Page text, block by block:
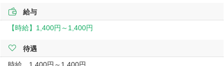
給与
【時給】 1,400円～ 1,400円
待遇